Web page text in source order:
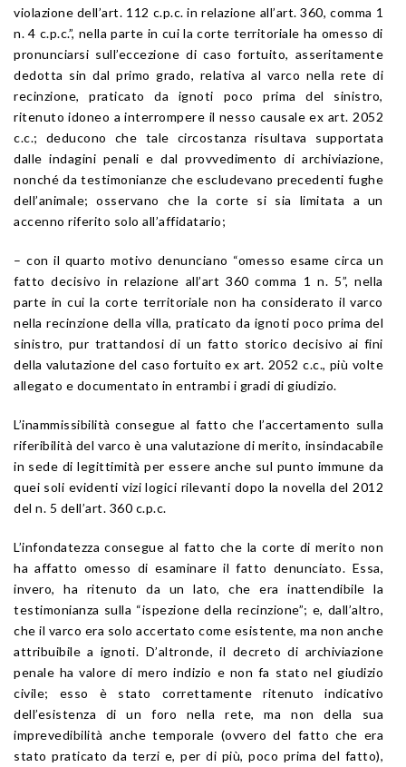
violazione dell’art. 112 c.p.c. in relazione all’art. 360, comma 1
n. 4 c.p.c.”, nella parte in cui la corte territoriale ha omesso di
pronunciarsi sull’eccezione di caso fortuito, asseritamente
dedotta sin dal primo grado, relativa al varco nella rete di
recinzione, praticato da ignoti poco prima del sinistro,
ritenuto idoneo a interrompere il nesso causale ex art. 2052
c.c.; deducono che tale circostanza risultava supportata
dalle indagini penali e dal provvedimento di archiviazione,
nonché da testimonianze che escludevano precedenti fughe
dell’animale; osservano che la corte si sia limitata a un
accenno riferito solo all’affidatario;
– con il quarto motivo denunciano “omesso esame circa un
fatto decisivo in relazione all’art 360 comma 1 n. 5”, nella
parte in cui la corte territoriale non ha considerato il varco
nella recinzione della villa, praticato da ignoti poco prima del
sinistro, pur trattandosi di un fatto storico decisivo ai fini
della valutazione del caso fortuito ex art. 2052 c.c., più volte
allegato e documentato in entrambi i gradi di giudizio.
L’inammissibilità consegue al fatto che l’accertamento sulla
riferibilità del varco è una valutazione di merito, insindacabile
in sede di legittimità per essere anche sul punto immune da
quei soli evidenti vizi logici rilevanti dopo la novella del 2012
del n. 5 dell’art. 360 c.p.c.
L’infondatezza consegue al fatto che la corte di merito non
ha affatto omesso di esaminare il fatto denunciato. Essa,
invero, ha ritenuto da un lato, che era inattendibile la
testimonianza sulla “ispezione della recinzione”; e, dall’altro,
che il varco era solo accertato come esistente, ma non anche
attribuibile a ignoti. D’altronde, il decreto di archiviazione
penale ha valore di mero indizio e non fa stato nel giudizio
civile; esso è stato correttamente ritenuto indicativo
dell’esistenza di un foro nella rete, ma non della sua
imprevedibilità anche temporale (ovvero del fatto che era
stato praticato da terzi e, per di più, poco prima del fatto),